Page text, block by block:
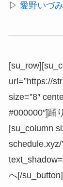
▷ 愛野いづ
url=”https://
size=”8″
#000000″]踊
[su_column
schedule.xyz/
へ[/